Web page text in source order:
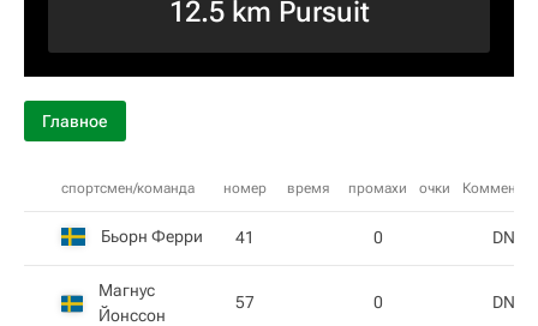
12.5 km Pursuit
Главное
спортсмен/команда номер время промахи очки
Бьорн Ферри 41 0 DNS
Магнус
Йонссон
57 0 DNS